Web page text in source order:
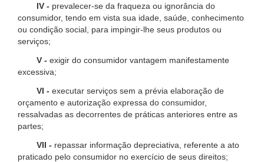
IV - prevalecer-se da fraqueza ou ignorância do
consumidor, tendo em vista sua idade, saúde, conhecimento
ou condição social, para impingir-lhe seus produtos ou
serviços;
V - exigir do consumidor vantagem manifestamente
excessiva;
VI - executar serviços sem a prévia elaboração de
orçamento e autorização expressa do consumidor,
ressalvadas as decorrentes de práticas anteriores entre as
partes;
VII - repassar informação depreciativa, referente a ato
praticado pelo consumidor no exercício de seus direitos;